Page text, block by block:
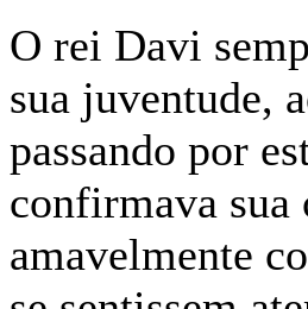
O rei Davi
sua juventude,
passando por
confirmava sua
amavelmente